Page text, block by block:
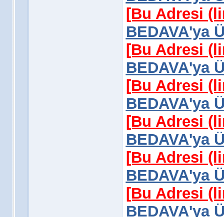
[Bu Adresi
BEDAVA'ya
[Bu Adresi
BEDAVA'ya
[Bu Adresi
BEDAVA'ya
[Bu Adresi
BEDAVA'ya
[Bu Adresi
BEDAVA'ya
[Bu Adresi
BEDAVA'ya